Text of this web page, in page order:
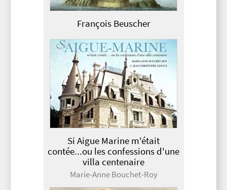
François Beuscher
Si Aigue Marine m'était
contée...ou les confessions d'une
villa centenaire
Marie-Anne Bouchet-Roy